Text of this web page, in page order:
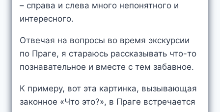
– справа и слева много непонятного и
интересного.
Отвечая на вопросы во время экскурсии
по Праге, я стараюсь рассказывать что-то
познавательное и вместе с тем забавное.
К примеру, вот эта картинка, вызывающая
законное «Что это?», в Праге встречается